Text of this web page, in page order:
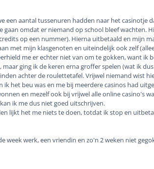
een aantal tussenuren hadden naar het casinotje
omdat er niemand op school bleef wachten.
op een nummer). Hierna uitbetaald en mijn
met mijn klasgenoten en uiteindelijk ook zelf
me er echter niet van om te gokken, want ik
ging ik de keren erna groffer spelen (wat ik
achter de roulettetafel. Vrijwel niemand wist
het beu was en me bij meerdere casinos had
en mezelf ook bij vrijwel alle online casino's
ik me dus niet goed uitschrijven.
lijkt het me niets te doen, totdat ik stop en
week werk, een vriendin en zo'n 2 weken niet